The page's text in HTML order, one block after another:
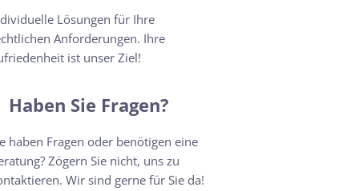
Lösungen für Ihre
Anforderungen. Ihre
ist unser Ziel!
Haben Sie Fragen?
haben Fragen oder benötigen eine
Zögern Sie nicht, uns zu
Wir sind gerne für Sie da!